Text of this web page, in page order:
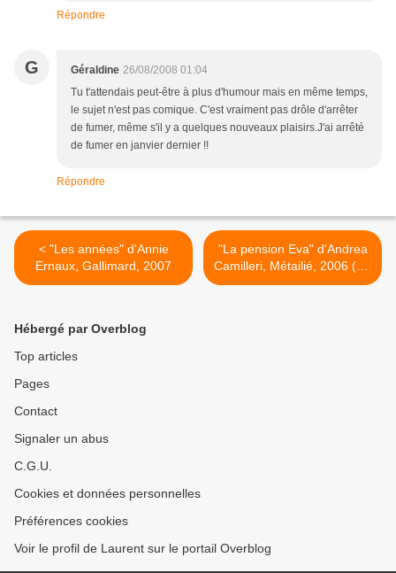
Répondre
G Géraldine 26/08/2008 01:04
Tu t'attendais peut-être à plus d'humour mais en même temps,
le sujet n'est pas comique. C'est vraiment pas drôle d'arrêter
de fumer, même s'il y a quelques nouveaux plaisirs.J'ai arrêté
de fumer en janvier dernier !!
Répondre
< "Les années" d'Annie
Ernaux, Gallimard, 2007
"La pension Eva" d'Andrea
Camilleri, Métailié, 2006 (It),
2007 (F) >
Hébergé par Overblog
Top articles
Pages
Contact
Signaler un abus
C.G.U.
Cookies et données personnelles
Préférences cookies
Voir le profil de Laurent sur le portail Overblog